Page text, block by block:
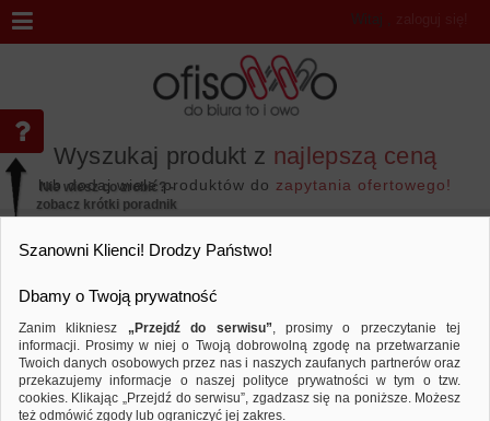
Wyszukaj produkt z najlepszą ceną
lub dodaj wiele produktów do zapytania ofertowego!
Witaj ,
Marka MAUL
Porównaj Sortuj według
Nie wiesz co zrobić? -
zobacz krótki poradnik
Szanowni Klienci! Drodzy Państwo!
Dbamy o Twoją prywatność
Zanim klikniesz „Przejdź do serwisu”, prosimy o przeczytanie tej
informacji. Prosimy w niej o Twoją dobrowolną zgodę na przetwarzanie
Twoich danych osobowych przez nas i naszych zaufanych partnerów oraz
przekazujemy informacje o naszej polityce prywatności w tym o tzw.
cookies. Klikając „Przejdź do serwisu”, zgadzasz się na poniższe. Możesz
też odmówić zgody lub ograniczyć jej zakres.